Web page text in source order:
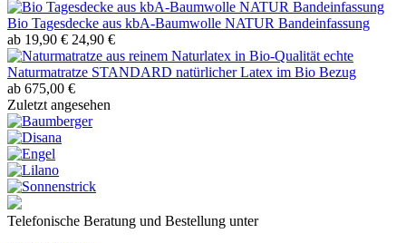
Bio Tagesdecke aus kbA-Baumwolle NATUR Bandeinfassung
ab 19,90 € 24,90 €
echte
Naturmatratze STANDARD natürlicher Latex im Bio Bezug
ab 675,00 €
Zuletzt angesehen
Telefonische Beratung und Bestellung unter